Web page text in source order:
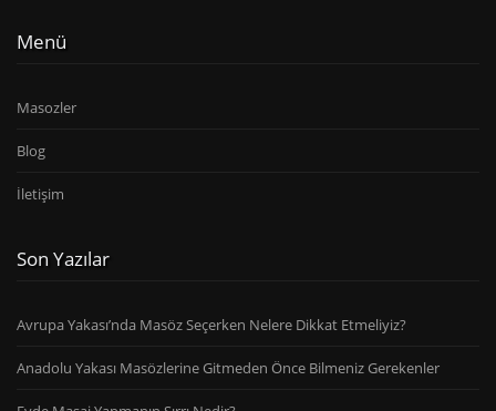
Menü
Masozler
Blog
İletişim
Son Yazılar
Avrupa Yakası’nda Masöz Seçerken Nelere Dikkat Etmeliyiz?
Anadolu Yakası Masözlerine Gitmeden Önce Bilmeniz Gerekenler